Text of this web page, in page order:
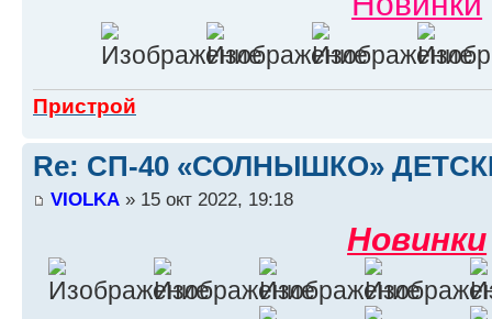
Пристрой
Re: СП-40 «СОЛНЫШКО»
VIOLKA » 15 окт 2022, 19:18
Новинки